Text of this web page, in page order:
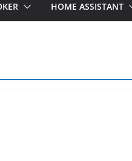
HOME ASSISTANT